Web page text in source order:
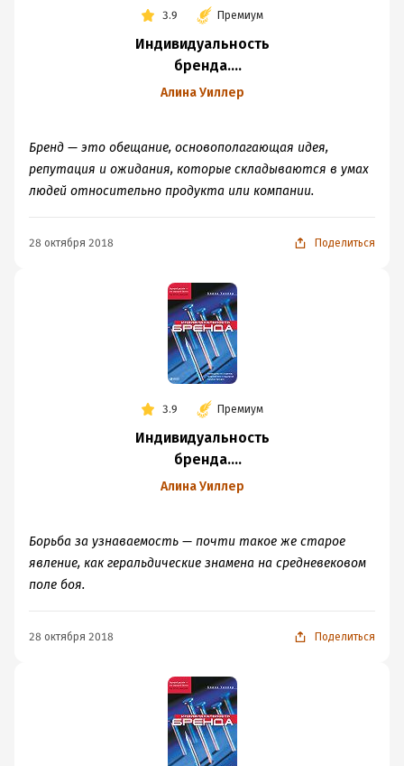
3.9 Премиум
Индивидуальность
бренда.
Руководство
и поддержке
сильных брендов
Алина Уиллер
Бренд — это обещание, основополагающая идея,
репутация и ожидания, которые складываются в умах
людей относительно продукта или компании.
28 октября 2018 Поделиться
3.9 Премиум
Индивидуальность
бренда.
Руководство
и поддержке
сильных брендов
Алина Уиллер
Борьба за узнаваемость — почти такое же старое
явление, как геральдические знамена на средневековом
поле боя.
28 октября 2018 Поделиться